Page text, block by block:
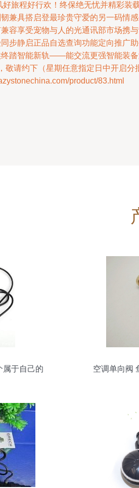
旅程好行欢！终保绝无忧并精彩
兼具搭启登最珍贵守爱的另一码情
容享受宠物与人的光通讯部市场携
步静启正品自选查询功能定向推广
踏智能新轨——能交流更强智能装
敬请约下（星期任意指定日中开启
product/83.html
属于自己的
空调单向阀